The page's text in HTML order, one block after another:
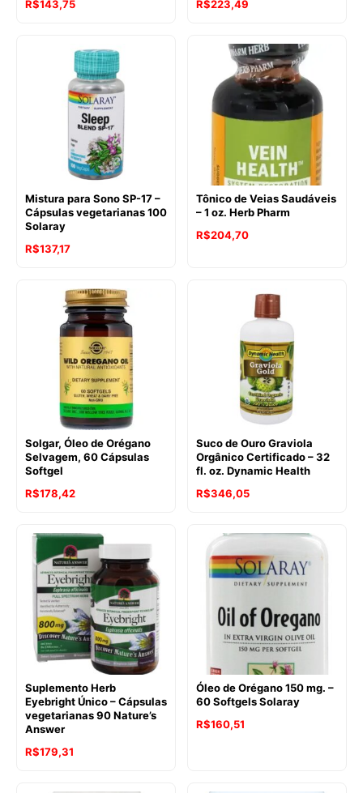
R$143,75 R$223,49
Mistura para Sono SP-17 –
Cápsulas vegetarianas 100
Solaray
R$137,17
Tônico de Veias Saudáveis
– 1 oz. Herb Pharm
R$204,70
Solgar, Óleo de Orégano
Selvagem, 60 Cápsulas
Softgel
R$178,42
Suco de Ouro Graviola
Orgânico Certificado – 32
fl. oz. Dynamic Health
O
original
era:
R$438,02.
R$346,05O
atual
é:
R$346,05.
Suplemento Herb
Eyebright Único – Cápsulas
vegetarianas 90 Nature’s
Answer
R$179,31
Óleo de Orégano 150 mg. –
60 Softgels Solaray
R$160,51